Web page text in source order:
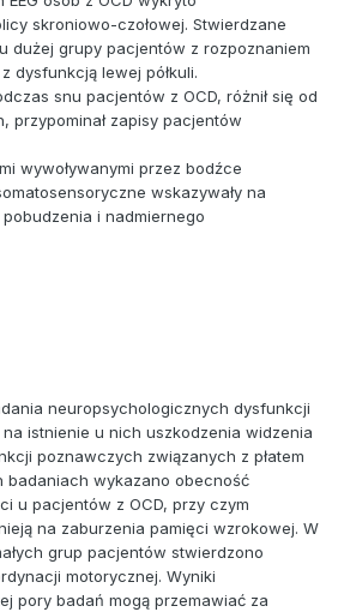
skroniowo-czołowej. Stwierdzane
dużej grupy pacjentów z rozpoznaniem
dysfunkcją lewej półkuli.
snu pacjentów z OCD, różnił się od
przypominał zapisy pacjentów
wywoływanymi przez bodźce
wskazywały na
i nadmiernego
neuropsychologicznych dysfunkcji
istnienie u nich uszkodzenia widzenia
poznawczych związanych z płatem
badaniach wykazano obecność
u pacjentów z OCD, przy czym
na zaburzenia pamięci wzrokowej. W
grup pacjentów stwierdzono
motorycznej. Wyniki
pory badań mogą przemawiać za